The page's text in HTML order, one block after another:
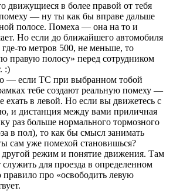
движущиеся в более правой от тебя
помеху — ну ты как бы вправе дальше
полосе. Помеха — она на то и
Но если до ближайшего автомобиля
то метров 500, не меньше, то
правую полосу» перед сотрудником
:)
— если ТС при выбранном тобой
тебе создают реальную помеху —
ехать в левой. Но если вы движетесь с
и дистанция между вами приличная
раз больше нормального тормозного
в пол), то как бы смысл занимать
сам уже помехой становишься?
другой режим и понятие движения. Там
для проезда в определенном
правило про «освободить левую